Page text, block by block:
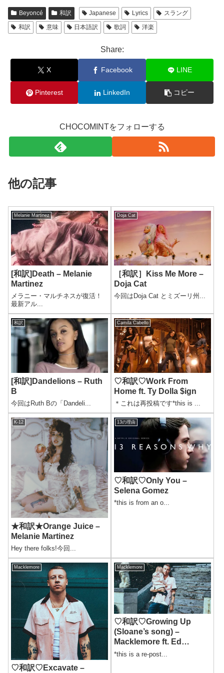
Beyoncé 和訳 Japanese Lyrics
スラング
和訳
意味 日本語訳 歌詞 洋楽
Share:
X Facebook LINE
Pinterest LinkedIn コピー
CHOCOMINTをフォローする
他の記事
Melanie Martinez
[和訳]Death – Melanie
Martinez
メラニー・マルチネスが復活！
最新アル...
Doja Cat
［和訳］Kiss Me More –
Doja Cat
今回はDoja Cat とミズーリ州...
和訳
[和訳]Dandelions – Ruth
B
今回はRuth Bの「Dandeli...
Camila Cabello
♡和訳♡Work From
Home ft. Ty Dolla $ign
＊これは再投稿です*this is ...
K-12
★和訳★Orange Juice –
Melanie Martinez
Hey there folks!今回...
13の理由
♡和訳♡Only You –
Selena Gomez
*this is from an o...
Macklemore
♡和訳♡Excavate –
Macklemore
♡和訳♡Growing Up
(Sloane’s song) –
Macklemore ft. Ed
Sheeran
*this is a re-post...